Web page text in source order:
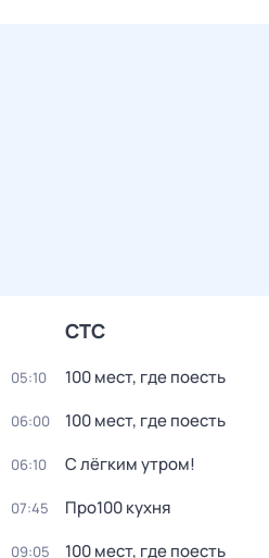
СТС
05:10 100 мест, где поесть
06:00 100 мест, где поесть
06:10 С лёгким утром!
07:45 Про100 кухня
09:05 100 мест, где поесть